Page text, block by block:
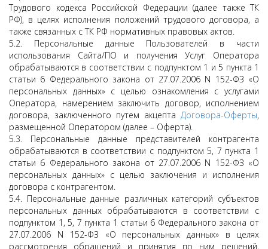
Трудового кодекса Российской Федерации (далее также ТК
РФ), в целях исполнения положений трудового договора, а
также связанных с ТК РФ нормативных правовых актов.
5.2. Персональные данные Пользователей в части
использования Сайта/ПО и получения Услуг Оператора
обрабатываются в соответствии с подпунктом 1 и 5 пункта 1
статьи 6 Федерального закона от 27.07.2006 N 152-ФЗ «О
персональных данных» с целью ознакомления с услугами
Оператора, намерением заключить договор, исполнением
договора, заключенного путем акцепта Договора-Оферты,
размещенной Оператором (далее – Оферта).
5.3. Персональные данные представителей контрагента
обрабатываются в соответствии с подпунктом 5, 7 пункта 1
статьи 6 Федерального закона от 27.07.2006 N 152-ФЗ «О
персональных данных» с целью заключения и исполнения
договора с контрагентом.
5.4. Персональные данные различных категорий субъектов
персональных данных обрабатываются в соответствии с
подпунктом 1, 5, 7 пункта 1 статьи 6 Федерального закона от
27.07.2006 N 152-ФЗ «О персональных данных» в целях
рассмотрения обращений и принятия по ним решений,